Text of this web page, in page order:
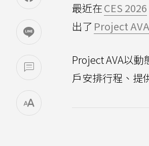
最近在CES 2026
出了 Project AVA
Project AVA以
戶安排行程、提